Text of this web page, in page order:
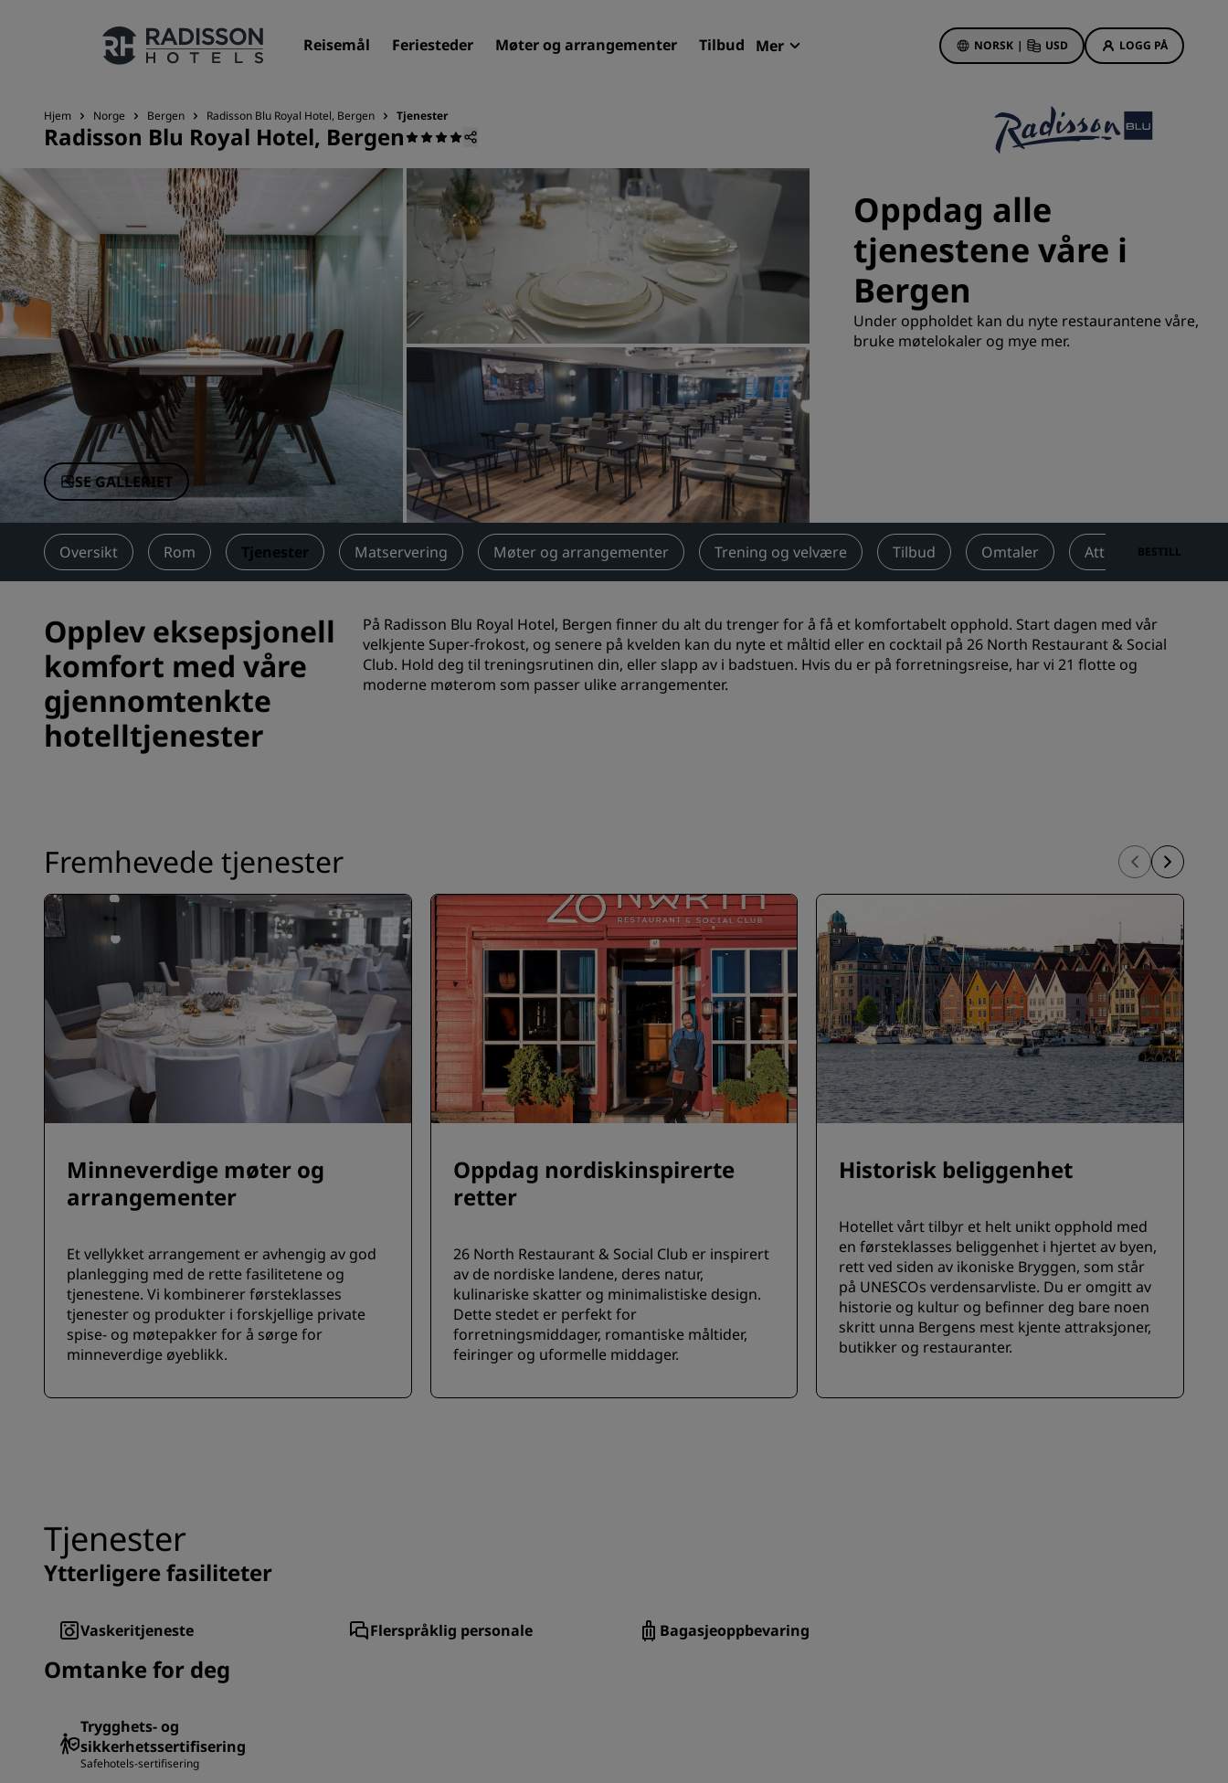
Reisemål Feriesteder Møter og arrangementer Tilbud Mer NORSK | USD LOGG PÅ
Merkevarene våre
Radisson Hotels-merker
Tilknyttede merker i Kina
Reisemål
Feriesteder
Betjente leiligheter
Flyplasshoteller
Nye og kommende hoteller
Møter og arrangementer
Opplev Radisson Meetings
Bestill et møterom
Be om et tilbud
Arrangementsreisemål
Bransjeløsninger
Søk etter flyvninger
Søk etter flyvninger
Matservering
Søk etter en restaurant
Hotelltilbud
Første gang er det ekstra
hyggelig
Deals of the Day
Bestill på forhånd
Se pakkene våre
Forretningsreisende
Hoteller i sentrum
Radisson Rewards
Hjem Norge Bergen Radisson Blu Royal Hotel, Bergen Tjenester
Radisson Blu Royal Hotel, Bergen
SE GALLERIET
Oppdag alle
tjenestene våre i
Bergen
Under oppholdet kan du nyte restaurantene våre,
bruke møtelokaler og mye mer.
Oversikt Rom Tjenester Matservering Møter og arrangementer Trening og velvære Tilbud Omtaler Attraksjoner i
BESTILL
Opplev eksepsjonell
komfort med våre
gjennomtenkte
hotelltjenester
På Radisson Blu Royal Hotel, Bergen finner du alt du trenger for å få et komfortabelt opphold. Start dagen med vår
velkjente Super-frokost, og senere på kvelden kan du nyte et måltid eller en cocktail på 26 North Restaurant & Social
Club. Hold deg til treningsrutinen din, eller slapp av i badstuen. Hvis du er på forretningsreise, har vi 21 flotte og
moderne møterom som passer ulike arrangementer.
Fremhevede tjenester
Minneverdige møter og
arrangementer
Et vellykket arrangement er avhengig av god
planlegging med de rette fasilitetene og
tjenestene. Vi kombinerer førsteklasses
tjenester og produkter i forskjellige private
spise- og møtepakker for å sørge for
minneverdige øyeblikk.
Oppdag nordiskinspirerte
retter
26 North Restaurant & Social Club er inspirert
av de nordiske landene, deres natur,
kulinariske skatter og minimalistiske design.
Dette stedet er perfekt for
forretningsmiddager, romantiske måltider,
feiringer og uformelle middager.
Historisk beliggenhet
Hotellet vårt tilbyr et helt unikt opphold med
en førsteklasses beliggenhet i hjertet av byen,
rett ved siden av ikoniske Bryggen, som står
på UNESCOs verdensarvliste. Du er omgitt av
historie og kultur og befinner deg bare noen
skritt unna Bergens mest kjente attraksjoner,
butikker og restauranter.
Tjenester
Ytterligere fasiliteter
Vaskeritjeneste Flerspråklig personale Bagasjeoppbevaring
Omtanke for deg
Trygghets- og
sikkerhetssertifisering
Safehotels-sertifisering